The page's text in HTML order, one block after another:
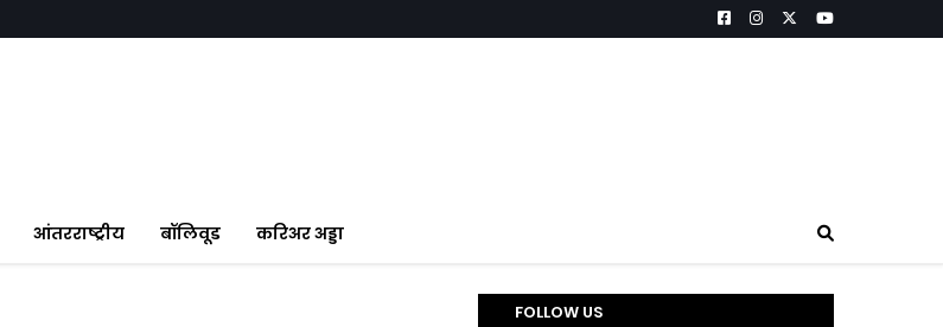
आंतरराष्ट्रीय बॉलिवूड करिअर अड्डा
FOLLOW US